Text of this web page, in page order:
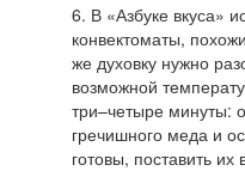
6. В «Азбуке вкуса»
конвектоматы,
же духовку нужно
возможной
три–четыре минуты:
гречишного меда и
готовы, поставить их